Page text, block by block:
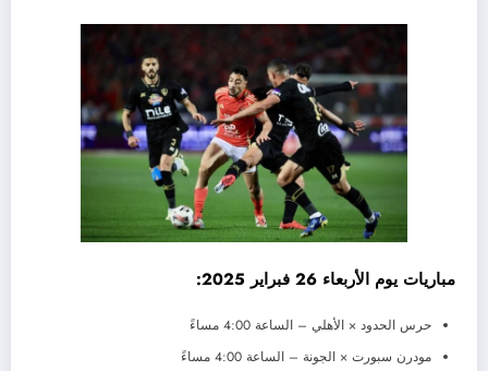
مباريات يوم الأربعاء 26 فبراير 2025:
حرس الحدود × الأهلي – الساعة 4:00 مساءً
مودرن سبورت × الجونة – الساعة 4:00 مساءً